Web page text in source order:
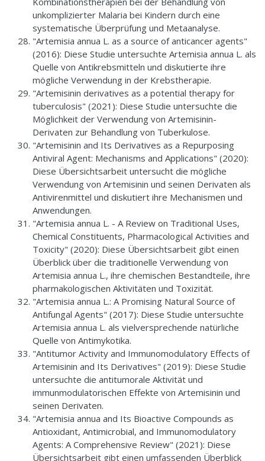
unkomplizierter Malaria bei Kindern durch eine
systematische Überprüfung und Metaanalyse.
"Artemisia annua L. as a source of anticancer agents"
(2016): Diese Studie untersuchte Artemisia annua L. als
Quelle von Antikrebsmitteln und diskutierte ihre
mögliche Verwendung in der Krebstherapie.
"Artemisinin derivatives as a potential therapy for
tuberculosis" (2021): Diese Studie untersuchte die
Möglichkeit der Verwendung von Artemisinin-
Derivaten zur Behandlung von Tuberkulose.
"Artemisinin and Its Derivatives as a Repurposing
Antiviral Agent: Mechanisms and Applications" (2020):
Diese Übersichtsarbeit untersucht die mögliche
Verwendung von Artemisinin und seinen Derivaten als
Antivirenmittel und diskutiert ihre Mechanismen und
Anwendungen.
"Artemisia annua L. - A Review on Traditional Uses,
Chemical Constituents, Pharmacological Activities and
Toxicity" (2020): Diese Übersichtsarbeit gibt einen
Überblick über die traditionelle Verwendung von
Artemisia annua L., ihre chemischen Bestandteile, ihre
pharmakologischen Aktivitäten und Toxizität.
"Artemisia annua L.: A Promising Natural Source of
Antifungal Agents" (2017): Diese Studie untersuchte
Artemisia annua L. als vielversprechende natürliche
Quelle von Antimykotika.
"Antitumor Activity and Immunomodulatory Effects of
Artemisinin and Its Derivatives" (2019): Diese Studie
untersuchte die antitumorale Aktivität und
immunmodulatorischen Effekte von Artemisinin und
seinen Derivaten.
"Artemisia annua and Its Bioactive Compounds as
Antioxidant, Antimicrobial, and Immunomodulatory
Agents: A Comprehensive Review" (2021): Diese
Übersichtsarbeit gibt einen umfassenden Überblick